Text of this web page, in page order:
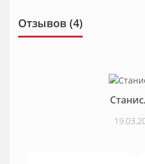
Отзывов (4)